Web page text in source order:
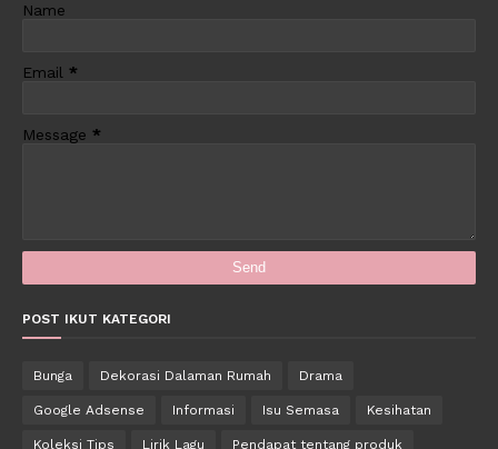
Name
Email *
Message *
POST IKUT KATEGORI
Bunga Dekorasi Dalaman Rumah Drama
Google Adsense Informasi Isu Semasa Kesihatan
Koleksi Tips Lirik Lagu Pendapat tentang produk